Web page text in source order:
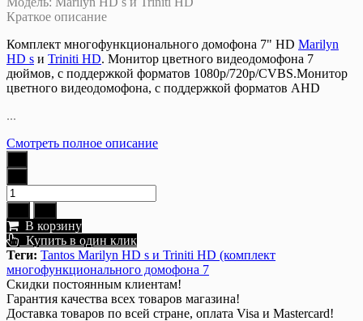
Краткое описание
Комплект многофункционального домофона 7" HD Marilyn
HD s и Triniti HD. Монитор цветного видеодомофона 7
дюймов, с поддержкой форматов 1080р/720p/CVBS.Монитор
цветного видеодомофона, с поддержкой форматов AHD
...
Смотреть полное описание
В корзину
Купить в один клик
Теги: Tantos Marilyn HD s и Triniti HD (комплект
многофункционального домофона 7
Скидки постоянным клиентам!
Гарантия качества всех товаров магазина!
Доставка товаров по всей стране, оплата Visa и Mastercard!